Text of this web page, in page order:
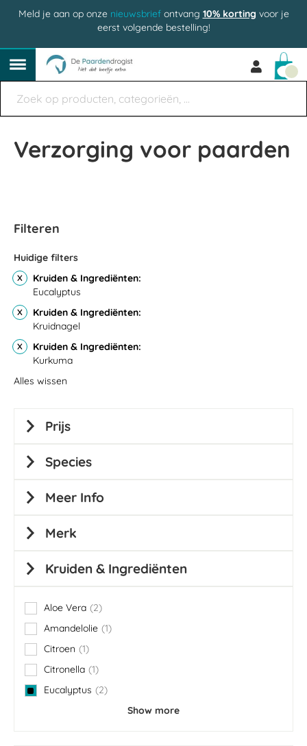
Meld je aan op onze nieuwsbriefontvang 10% korting voor je
eerst volgende bestelling!
Verzorging voor paarden
Filteren
Huidige filters
Kruiden & Ingrediënten
Eucalyptus
Kruiden & Ingrediënten
Kruidnagel
Kruiden & Ingrediënten
Kurkuma
Alles wissen
Prijs
Species
Meer Info
Merk
Kruiden & Ingrediënten
Aloe Vera 2
items
Amandelolie 1
item
Citroen
1
item
Citronella 1
item
Eucalyptus
2
items
Show more